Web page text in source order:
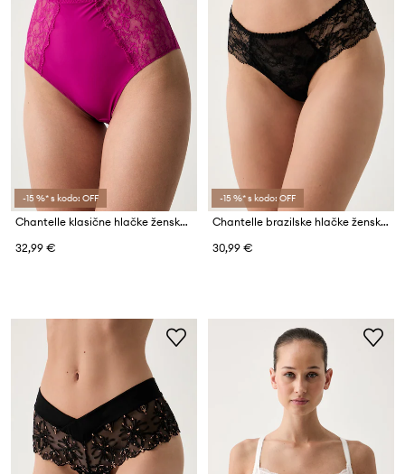
-15 %* s kodo: OFF
Chantelle klasične hlačke ženske Kiss
32,99 €
-15 %* s kodo: OFF
Chantelle brazilske hlačke ženske Kiss
30,99 €